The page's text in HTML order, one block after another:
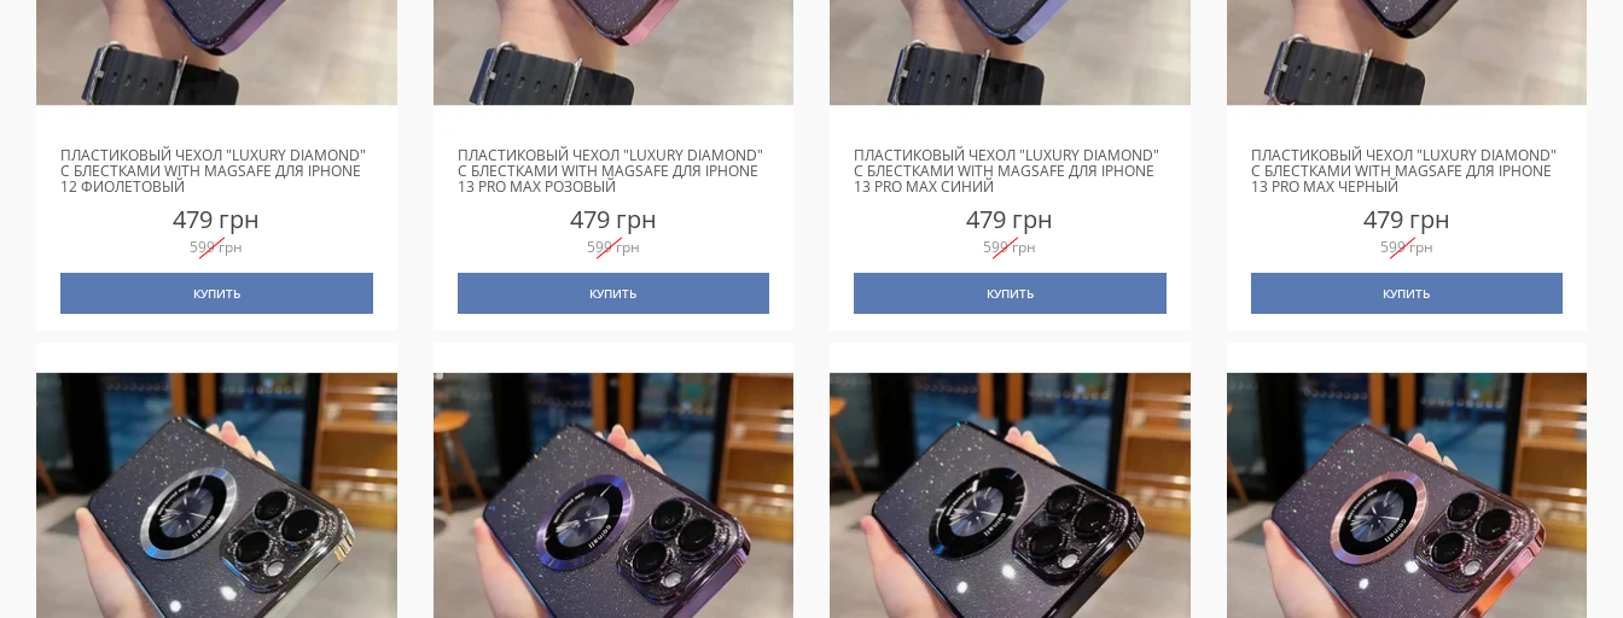
ПЛАСТИКОВЫЙ ЧЕХОЛ "LUXURY DIAMOND"
С БЛЕСТКАМИ WITH MAGSAFE ДЛЯ IPHONE
12 ФИОЛЕТОВЫЙ
479 грн
599 грн
КУПИТЬ
ПЛАСТИКОВЫЙ ЧЕХОЛ "LUXURY DIAMOND"
С БЛЕСТКАМИ WITH MAGSAFE ДЛЯ IPHONE
13 PRO MAX РОЗОВЫЙ
479 грн
599 грн
КУПИТЬ
ПЛАСТИКОВЫЙ ЧЕХОЛ "LUXURY DIAMOND"
С БЛЕСТКАМИ WITH MAGSAFE ДЛЯ IPHONE
13 PRO MAX СИНИЙ
479 грн
599 грн
КУПИТЬ
ПЛАСТИКОВЫЙ ЧЕХОЛ "LUXURY DIAMOND"
С БЛЕСТКАМИ WITH MAGSAFE ДЛЯ IPHONE
13 PRO MAX ЧЕРНЫЙ
479 грн
599 грн
КУПИТЬ